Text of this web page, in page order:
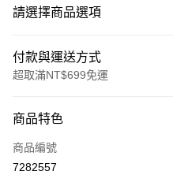
請選擇商品選項
付款與運送方式
超取滿NT$699免運
信用卡一次付款
超商取貨付款
商品特色
商品編號
7282557